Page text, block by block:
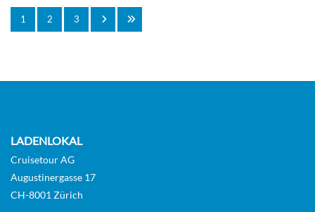
1 2 3
LADENLOKAL
Cruisetour AG
Augustinergasse 17
CH-8001 Zürich